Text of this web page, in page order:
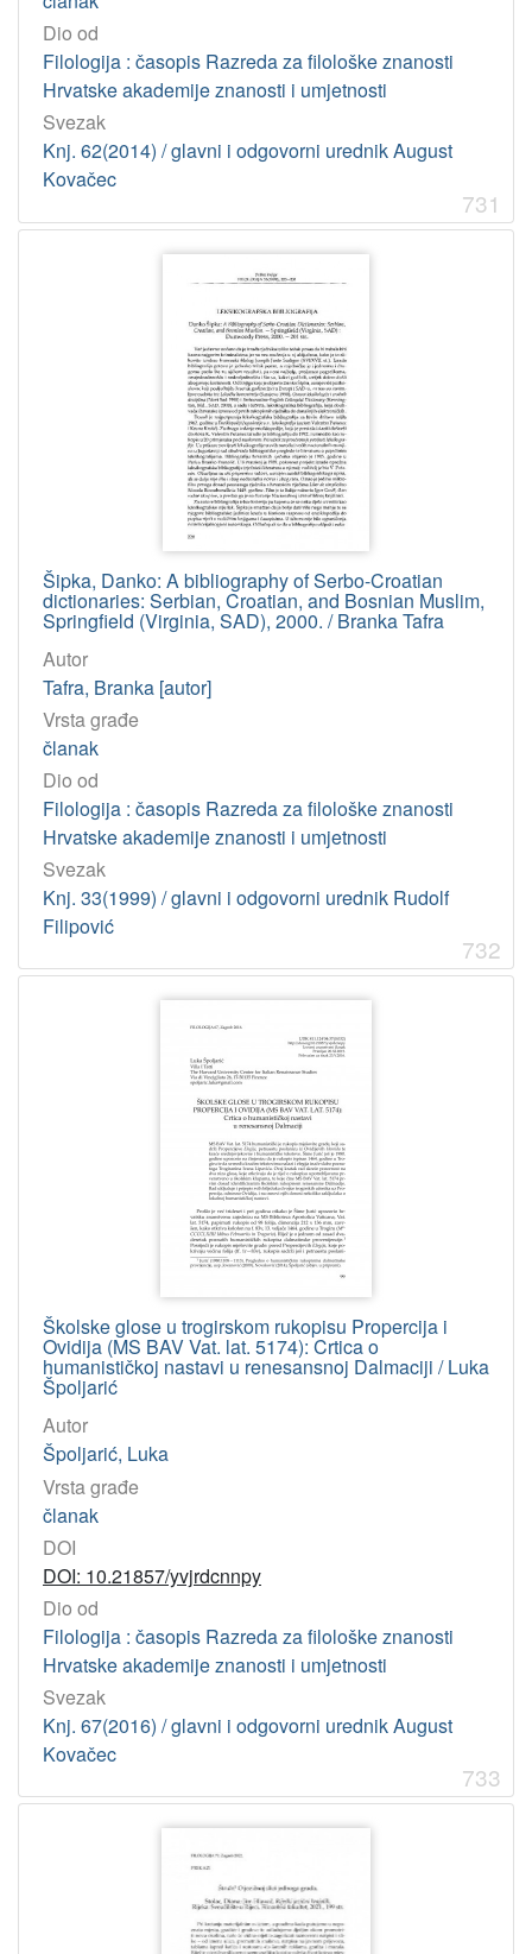
Dio od
Filologija : časopis Razreda za filološke znanosti
Hrvatske akademije znanosti i umjetnosti
Svezak
Knj. 62(2014) / glavni i odgovorni urednik August
Kovačec
731
Šipka, Danko: A bibliography of Serbo-Croatian
dictionaries: Serbian, Croatian, and Bosnian Muslim,
Springfield (Virginia, SAD), 2000. / Branka Tafra
Autor
Tafra, Branka [autor]
Vrsta građe
članak
Dio od
Filologija : časopis Razreda za filološke znanosti
Hrvatske akademije znanosti i umjetnosti
Svezak
Knj. 33(1999) / glavni i odgovorni urednik Rudolf
Filipović
732
Školske glose u trogirskom rukopisu Propercija i
Ovidija (MS BAV Vat. lat. 5174): Crtica o
humanističkoj nastavi u renesansnoj Dalmaciji / Luka
Špoljarić
Autor
Špoljarić, Luka
Vrsta građe
članak
DOI
DOI: 10.21857/yvjrdcnnpy
Dio od
Filologija : časopis Razreda za filološke znanosti
Hrvatske akademije znanosti i umjetnosti
Svezak
Knj. 67(2016) / glavni i odgovorni urednik August
Kovačec
733